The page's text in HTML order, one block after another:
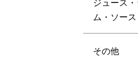
ム・ソース
その他